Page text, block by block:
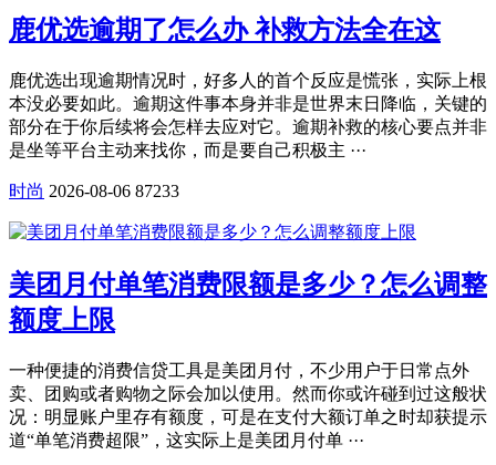
鹿优选逾期了怎么办 补救方法全在这
鹿优选出现逾期情况时，好多人的首个反应是慌张，实际上根
本没必要如此。逾期这件事本身并非是世界末日降临，关键的
部分在于你后续将会怎样去应对它。逾期补救的核心要点并非
是坐等平台主动来找你，而是要自己积极主 ···
时尚 2026-08-06 87233
美团月付单笔消费限额是多少？怎么调整
额度上限
一种便捷的消费信贷工具是美团月付，不少用户于日常点外
卖、团购或者购物之际会加以使用。然而你或许碰到过这般状
况：明显账户里存有额度，可是在支付大额订单之时却获提示
道“单笔消费超限”，这实际上是美团月付单 ···